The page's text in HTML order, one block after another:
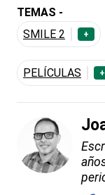
TEMAS -
SMILE 2
+
PELÍCULAS +